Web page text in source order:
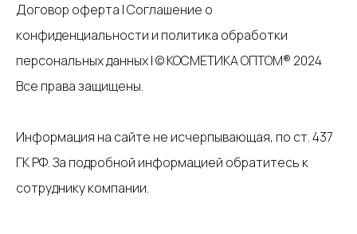
Договор оферта |Соглашение о
конфиденциальности и политика обработки
персональных данных|© КОСМЕТИКА ОПТОМ® 2024
Все права защищены.
Информация на сайте не исчерпывающая, по ст. 437
ГК РФ. За подробной информацией обратитесь к
сотруднику компании.